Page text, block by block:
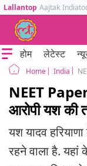
Lallantop Aajtak
होम लेटेस्ट
Home India
NEET
आरोपी यश की
यश यादव
रहने वाला है.